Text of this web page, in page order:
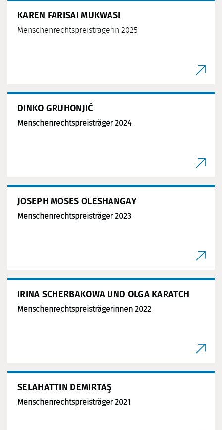
KAREN FARISAI MUKWASI
Menschenrechtspreisträgerin 2025
DINKO GRUHONJIĆ
Menschenrechtspreisträger 2024
JOSEPH MOSES OLESHANGAY
Menschenrechtspreisträger 2023
IRINA SCHERBAKOWA UND OLGA KARATCH
Menschenrechtspreisträgerinnen 2022
SELAHATTIN DEMIRTAŞ
Menschenrechtspreisträger 2021